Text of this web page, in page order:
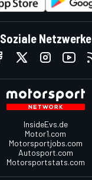
Soziale Netzwerke
InsideEvs.de
Motor1.com
Motorsportjobs.com
Autosport.com
Motorsportstats.com